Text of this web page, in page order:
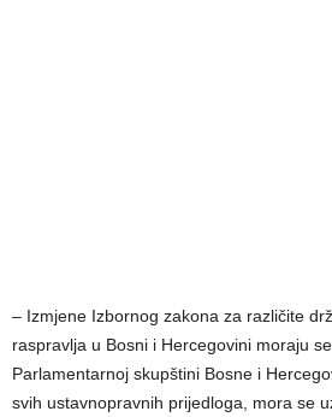
– Izmjene Izbornog zakona za različite
raspravlja u Bosni i Hercegovini moraju
Parlamentarnoj skupštini Bosne i
svih ustavnopravnih prijedloga, mora se